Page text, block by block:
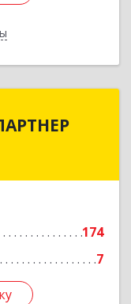
174
7
ПАРТНЕР